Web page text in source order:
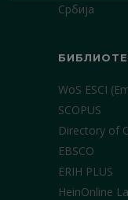
Србија
WoS ESCI
SCOPUS
Directory of
EBSCO
ERIH PLUS
HeinOnline